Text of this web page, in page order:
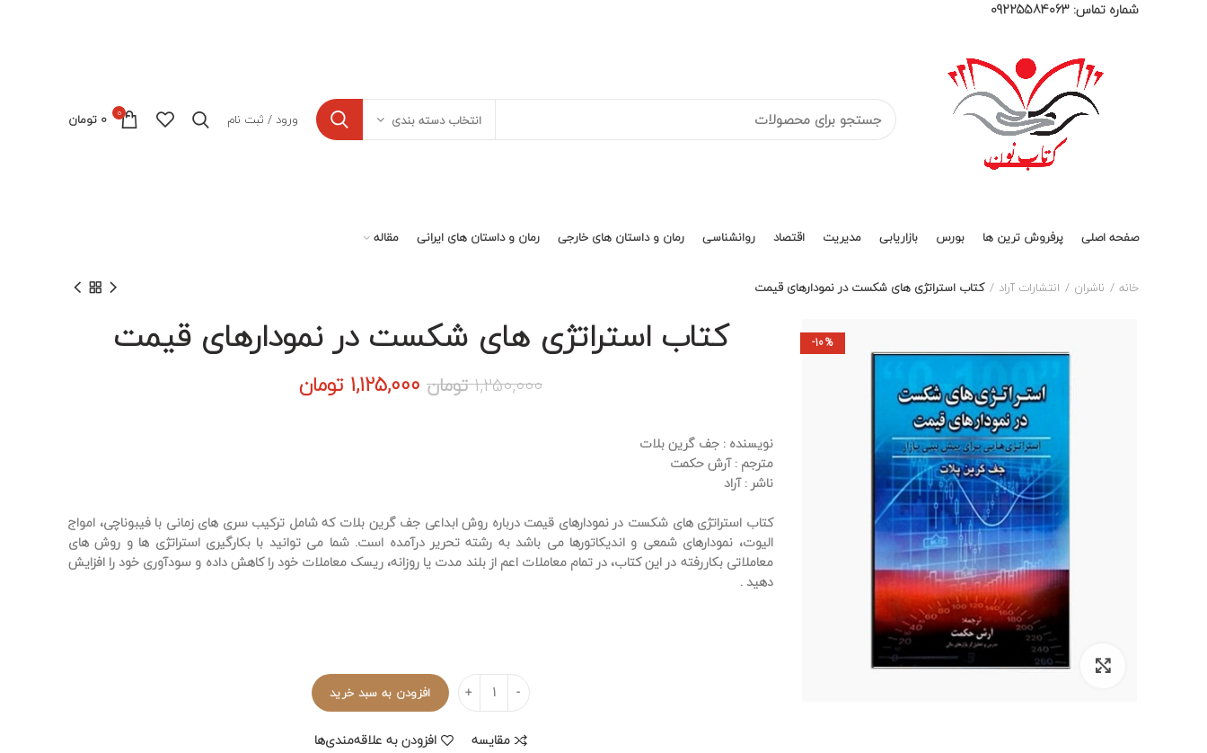
شماره تماس: 09225584063
انتخاب دسته بندی ورود / ثبت نام 0
0 تومان
صفحه اصلی پرفروش ترین ها بورس بازاریابی مدیریت اقتصاد روانشناسی رمان و داستان های خارجی رمان و داستان های ایرانی مقاله
خانه ناشران انتشارات آراد کتاب استراتژی های شکست در نمودارهای قیمت
-10%
برای بزرگنمایی کلیک کنید
کتاب استراتژی های شکست در نمودارهای قیمت
1,250,000تومان قیمت
1,125,000 تومانقیمت
نویسنده : جف گرین بلات
مترجم : آرش حکمت
ناشر : آراد
کتاب استراتژی های شکست در نمودارهای قیمت درباره روش ابداعی جف گرین بلات که شامل ترکیب سری های زمانی با فیبوناچی، امواج
الیوت، نمودارهای شمعی و اندیکاتورها می باشد به رشته تحریر درآمده است. شما می توانید با بکارگیری استراتژی ها و روش های
معاملاتی بکاررفته در این کتاب، در تمام معاملات اعم از بلند مدت یا روزانه، ریسک معاملات خود را کاهش داده و سودآوری خود را افزایش
دهید .
تعداد افزودن به سبد خرید
مقایسه افزودن به علاقه‌مندی‌ها